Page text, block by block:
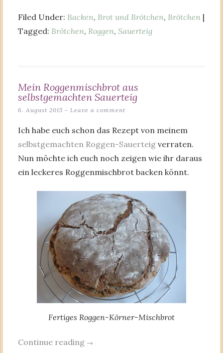
Filed Under: Backen, Brot und Brötchen, Brötchen |
Tagged: Brötchen, Roggen, Sauerteig
Mein Roggenmischbrot aus
selbstgemachten Sauerteig
6. August 2015 Leave a comment
Ich habe euch schon das Rezept von meinem
selbstgemachten Roggen-Sauerteig verraten.
Nun möchte ich euch noch zeigen wie ihr daraus
ein leckeres Roggenmischbrot backen könnt.
Fertiges Roggen-Körner-Mischbrot
Continue reading →